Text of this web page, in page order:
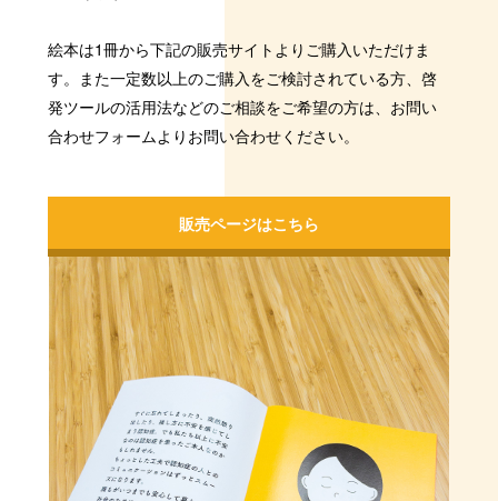
絵本は1冊から下記の販売サイトよりご購入いただけま
す。また一定数以上のご購入をご検討されている方、啓
発ツールの活用法などのご相談をご希望の方は、お問い
合わせフォームよりお問い合わせください。
販売ページはこちら